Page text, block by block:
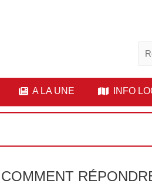
A LA UNE INFO
COMMENT